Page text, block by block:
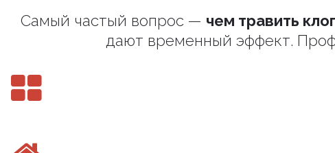
Самый частый вопрос — чем травить
дают временный эффект.